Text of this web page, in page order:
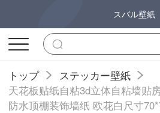
スバル壁紙
トップ
ステッカー壁紙
天花板贴纸自粘3d立体自粘墙贴
防水顶棚装饰墙纸 欧花白尺寸